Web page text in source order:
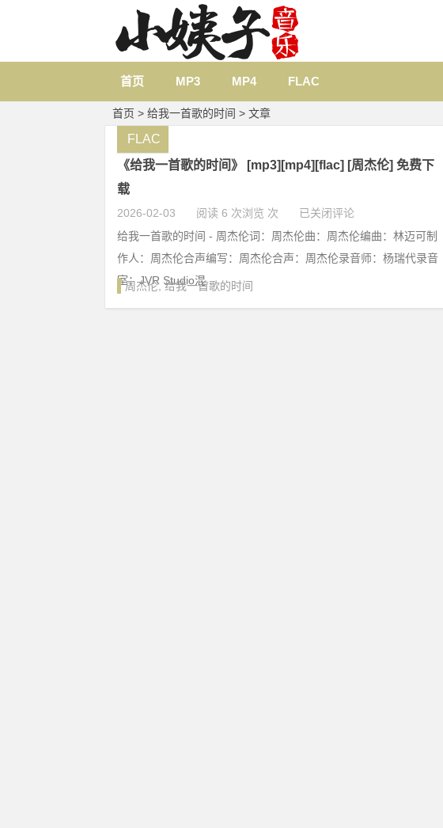
首页 MP3 MP4 FLAC
首页 > 给我一首歌的时间 > 文章
《给我一首歌的时间》 [mp3][mp4][flac] [周杰伦] 免费下
载
2026-02-03 阅读 6 次浏览 次 已关闭评论
FLAC
给我一首歌的时间 - 周杰伦词：周杰伦曲：周杰伦编曲：林迈可制
作人：周杰伦合声编写：周杰伦合声：周杰伦录音师：杨瑞代录音
室：JVR Studio混...
周杰伦,给我一首歌的时间